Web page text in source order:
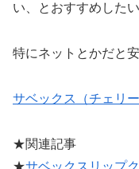
い、とおすすめした
特にネットとかだと
サベックス（チェリ
★関連記事
★サベックスリップ